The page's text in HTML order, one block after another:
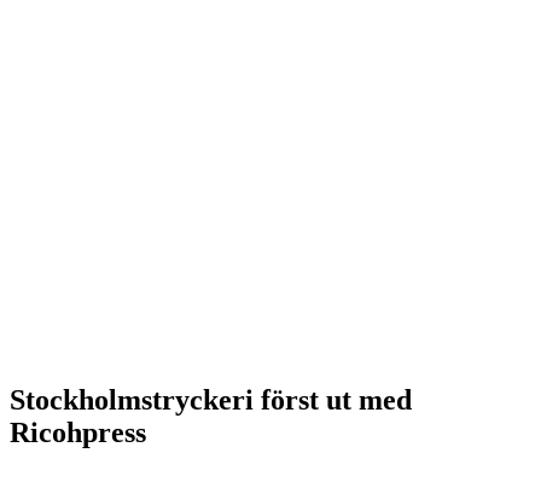
Stockholmstryckeri först ut med
Ricohpress